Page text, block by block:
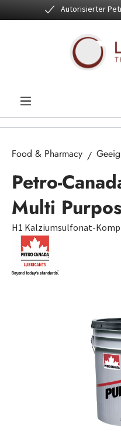
Zum Hauptinhalt springen
Autorisierter
Food & Pharmacy
Petro-
Multi
H1 Kalziumsulfonat-